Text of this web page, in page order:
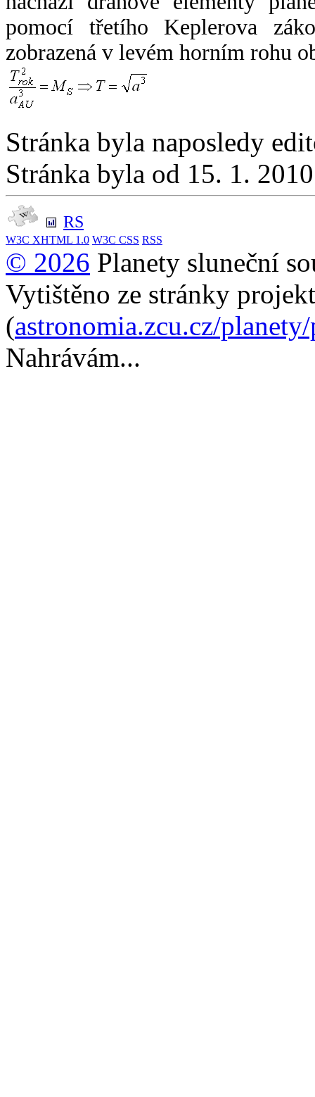
pomocí třetího Keplerova
zobrazená v levém horním rohu
Stránka byla naposledy
Stránka byla od 15. 1.
RS
W3C XHTML 1.0 W3C CSS RSS
© 2026 Planety sluneční
Vytištěno ze stránky
(astronomia.zcu.cz/
Nahrávám...